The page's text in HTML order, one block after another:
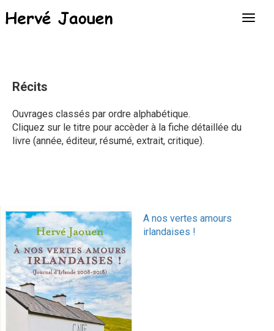
Récits
Ouvrages classés par ordre alphabétique.
Cliquez sur le titre pour accèder à la fiche détaillée du
livre (année, éditeur, résumé, extrait, critique).
A nos vertes amours
irlandaises !